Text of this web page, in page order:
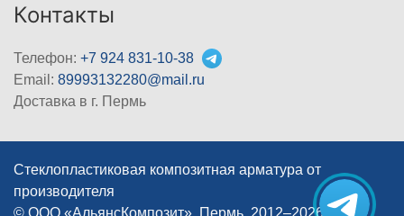
Контакты
Телефон: +7 924 831-10-38
Email: 89993132280@mail.ru
Доставка в г. Пермь
Стеклопластиковая композитная арматура от
производителя
© ООО «АльянсКомпозит», Пермь, 2012–2026
|